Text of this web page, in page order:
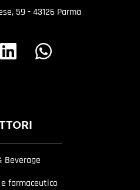
59 - 43126 Parma
Beverage
farmaceutico